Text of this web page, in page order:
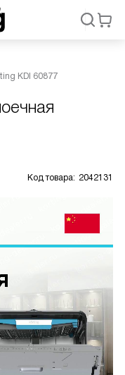
KDI 60877
Код товара: 2042131